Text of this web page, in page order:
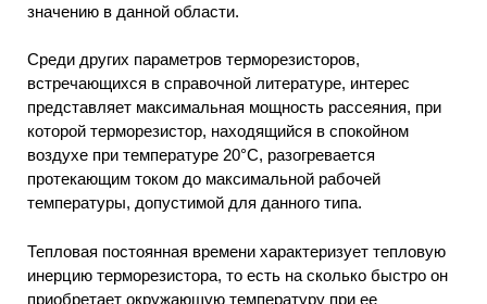
значению в данной области.
Среди других параметров терморезисторов,
встречающихся в справочной литературе, интерес
представляет максимальная мощность рассеяния, при
которой терморезистор, находящийся в спокойном
воздухе при температуре 20°С, разогревается
протекающим током до максимальной рабочей
температуры, допустимой для данного типа.
Тепловая постоянная времени характеризует тепловую
инерцию терморезистора, то есть на сколько быстро он
приобретает окружающую температуру при ее